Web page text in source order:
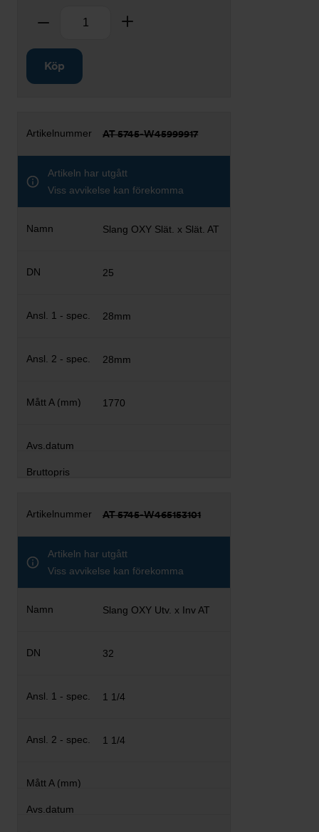
Ta bort
Köp
AT 5745-W45999917
Artikeln har utgått
Viss avvikelse kan förekomma
Slang OXY Slät. x Slät. AT
25
28mm
28mm
1770
AT 5745-W465153101
Artikeln har utgått
Viss avvikelse kan förekomma
Slang OXY Utv. x Inv AT
32
1 1/4
1 1/4